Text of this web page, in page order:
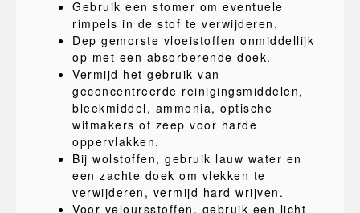
Gebruik een stomer om eventuele
rimpels in de stof te verwijderen.
Dep gemorste vloeistoffen onmiddellijk
op met een absorberende doek.
Vermijd het gebruik van
geconcentreerde reinigingsmiddelen,
bleekmiddel, ammonia, optische
witmakers of zeep voor harde
oppervlakken.
Bij wolstoffen, gebruik lauw water en
een zachte doek om vlekken te
verwijderen, vermijd hard wrijven.
Voor veloursstoffen, gebruik een licht